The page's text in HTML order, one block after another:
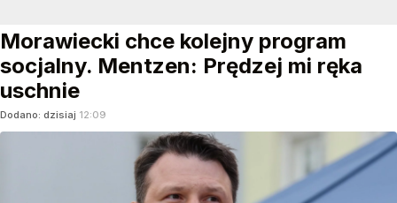
Morawiecki chce kolejny program
socjalny. Mentzen: Prędzej mi ręka
uschnie
Dodano: dzisiaj 12:09